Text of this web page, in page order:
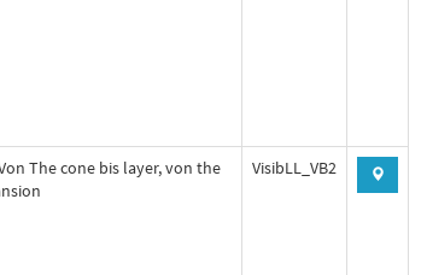
The cone bis layer, von the
VisibLL_VB2